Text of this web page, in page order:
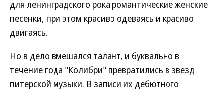
для ленинградского рока романтические женские
песенки, при этом красиво одеваясь и красиво
двигаясь.
Но в дело вмешался талант, и буквально в
течение года "Колибри" превратились в звезд
питерской музыки. В записи их дебютного